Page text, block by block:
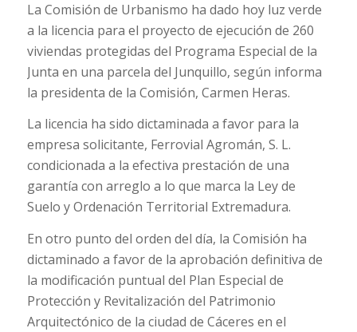
La Comisión de Urbanismo ha dado hoy luz verde
a la licencia para el proyecto de ejecución de 260
viviendas protegidas del Programa Especial de la
Junta en una parcela del Junquillo, según informa
la presidenta de la Comisión, Carmen Heras.
La licencia ha sido dictaminada a favor para la
empresa solicitante, Ferrovial Agromán, S. L.
condicionada a la efectiva prestación de una
garantía con arreglo a lo que marca la Ley de
Suelo y Ordenación Territorial Extremadura.
En otro punto del orden del día, la Comisión ha
dictaminado a favor de la aprobación definitiva de
la modificación puntual del Plan Especial de
Protección y Revitalización del Patrimonio
Arquitectónico de la ciudad de Cáceres en el